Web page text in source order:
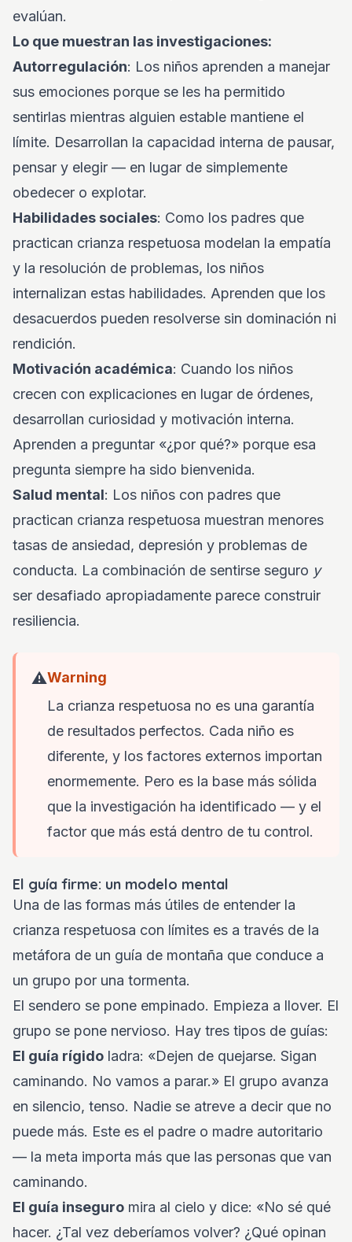
evalúan.
Lo que muestran las investigaciones:
Autorregulación: Los niños aprenden a manejar
sus emociones porque se les ha permitido
sentirlas mientras alguien estable mantiene el
límite. Desarrollan la capacidad interna de pausar,
pensar y elegir — en lugar de simplemente
obedecer o explotar.
Habilidades sociales: Como los padres que
practican crianza respetuosa modelan la empatía
y la resolución de problemas, los niños
internalizan estas habilidades. Aprenden que los
desacuerdos pueden resolverse sin dominación ni
rendición.
Motivación académica: Cuando los niños
crecen con explicaciones en lugar de órdenes,
desarrollan curiosidad y motivación interna.
Aprenden a preguntar «¿por qué?» porque esa
pregunta siempre ha sido bienvenida.
Salud mental: Los niños con padres que
practican crianza respetuosa muestran menores
tasas de ansiedad, depresión y problemas de
conducta. La combinación de sentirse seguro y
ser desafiado apropiadamente parece construir
resiliencia.
⚠️Warning
La crianza respetuosa no es una garantía
de resultados perfectos. Cada niño es
diferente, y los factores externos importan
enormemente. Pero es la base más sólida
que la investigación ha identificado — y el
factor que más está dentro de tu control.
El guía firme: un modelo mental
Una de las formas más útiles de entender la
crianza respetuosa con límites es a través de la
metáfora de un guía de montaña que conduce a
un grupo por una tormenta.
El sendero se pone empinado. Empieza a llover. El
grupo se pone nervioso. Hay tres tipos de guías:
El guía rígido ladra: «Dejen de quejarse. Sigan
caminando. No vamos a parar.» El grupo avanza
en silencio, tenso. Nadie se atreve a decir que no
puede más. Este es el padre o madre autoritario
— la meta importa más que las personas que van
caminando.
El guía inseguro mira al cielo y dice: «No sé qué
hacer. ¿Tal vez deberíamos volver? ¿Qué opinan